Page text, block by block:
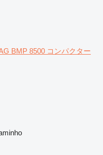
BMP 8500 コンパクター